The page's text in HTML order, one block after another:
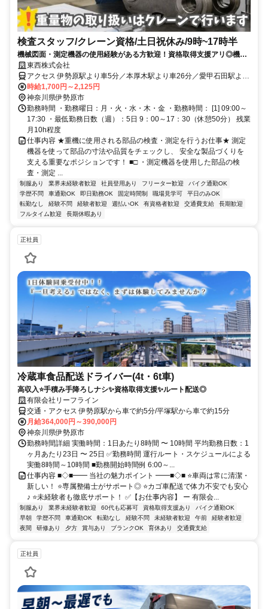
検査スタッフ/クレーン資格/土日祝休み/9時~17時半
機械図面・測定機器の使用経験がある方歓迎！資格取得支援アリ◎機械
部品の検査スタッフ！
東西株式会社
アクセス 伊勢原駅より車5分／本厚木駅より車26分／愛甲石田駅より
車16分※車、バイク、自転車通勤可
時給1,700円～2,125円
神奈川県伊勢原市
勤務時間 ・勤務曜日：月・火・水・木・金 ・勤務時間： [1] 09:00～
17:30 ・最低勤務日数（週）：5日 9：00～17：30（休憩50分） 残業
月10h程度
仕事内容 ★重機に使用される部品の検査・測定を行うお仕事★ 測定
機器を使って部品の寸法や品質をチェックし、 安全な製品づくりを
支える重要なポジションです！ ■□ ・測定機器を使用した部品の検
査・測定 ...
制服あり 業界未経験者歓迎 社員登用あり フリーター歓迎
バイク通勤OK
学歴不問
車通勤OK 即日勤務OK 固定時間制 職場見学可
平日のみOK
転勤なし
経験不問 経験者歓迎 週払いOK 有資格者歓迎 交通費支給
長期歓迎
フルタイム歓迎
長期休暇あり
正社員
冷蔵車食品配送ドライバー(4t・6t車)
高収入⭐手積み手降ろしナシ✨資格取得支援✨ルート配送◎
有限会社リーフライン
交通・アクセス 伊勢原駅から車で約5分/平塚駅から車で約15分
月給364,000円～390,000円
神奈川県伊勢原市
勤務時間詳細 実働時間：1日あたり8時間 〜 10時間 平均勤務日数：1
ヶ月あたり23日 〜 25日 ✅勤務時間 運行ルート・スケジュールによる
実働8時間～10時間 ■勤務開始時間例 6:00～...
仕事内容 ■◇■━━ 当社の魅力ポイント ━━■◇■ ⭐車両は常に清潔・
新しい！ ⭐専属整備士がサポート◎ ⭐カゴ車配送で体力不安でも安心
♪ ⭐未経験者も徹底サポート！ ✅【お仕事内容】 ー 有限会...
制服あり 業界未経験者歓迎 60代も応募可 資格取得支援あり
バイク通勤OK
早朝
学歴不問 車通勤OK 転勤なし 経験不問 未経験者歓迎 午前
経験者歓迎
夜間
研修あり 夕方 賞与あり ブランクOK 育休あり 交通費支給
正社員